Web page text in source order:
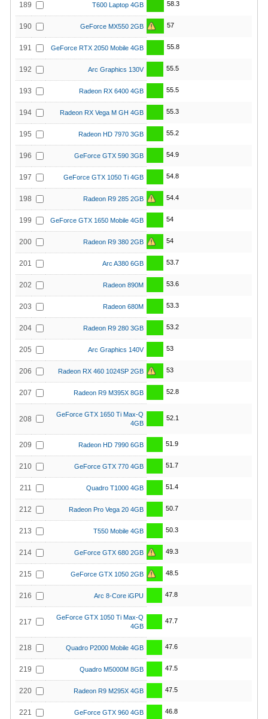
189 T600 Laptop 4GB 58.3
190 GeForce MX550 2GB 57
191 GeForce RTX 2050 Mobile 4GB 55.8
192 Arc Graphics 130V 55.5
193 Radeon RX 6400 4GB 55.5
194 Radeon RX Vega M GH 4GB 55.3
195 Radeon HD 7970 3GB 55.2
196 GeForce GTX 590 3GB 54.9
197 GeForce GTX 1050 Ti 4GB 54.8
198 Radeon R9 285 2GB 54.4
199 GeForce GTX 1650 Mobile 4GB 54
200 Radeon R9 380 2GB 54
201 Arc A380 6GB 53.7
202 Radeon 890M 53.6
203 Radeon 680M 53.3
204 Radeon R9 280 3GB 53.2
205 Arc Graphics 140V 53
206 Radeon RX 460 1024SP 2GB 53
207 Radeon R9 M395X 8GB 52.8
208
GeForce GTX 1650 Ti Max-Q
4GB
52.1
209 Radeon HD 7990 6GB 51.9
210 GeForce GTX 770 4GB 51.7
211 Quadro T1000 4GB 51.4
212 Radeon Pro Vega 20 4GB 50.7
213 T550 Mobile 4GB 50.3
214 GeForce GTX 680 2GB 49.3
215 GeForce GTX 1050 2GB 48.5
216 Arc 8-Core iGPU 47.8
217
GeForce GTX 1050 Ti Max-Q
4GB
47.7
218 Quadro P2000 Mobile 4GB 47.6
219 Quadro M5000M 8GB 47.5
220 Radeon R9 M295X 4GB 47.5
221 GeForce GTX 960 4GB 46.8